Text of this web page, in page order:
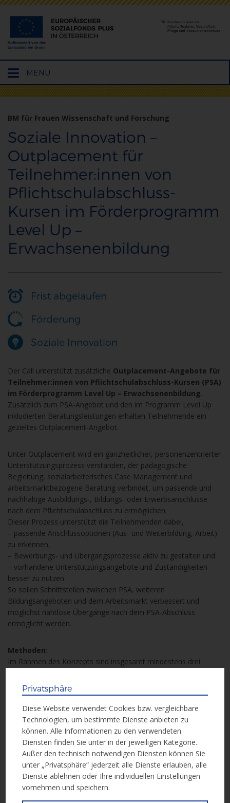
Hauptmenü
öffnen
MENÜ
BM für Frauen Wissenschaft und Forschung
Soziale Innovation –
Outplacement für
Teilnehmer:innen von
Pflichtschulabschluss-
Kursen im Förderprogramm
Level Up –
Erwachsenenbildung
Frist abgelaufen
Förderung
Soziale Innovation
Der Call unterstützt zusätzliche Outplacement-Angebote für
Teilnehmer:innen von Pflichtschulabschluss-Kursen (PSA)
im Förderprogramm Level Up – Erwachsenenbildung.
Zusätzlich zum PSA-Angebot und den im Programm Level Up
inkludierten Beratungsleistungen erhalten Teilnehmende ein
gezieltes Outplacement-Angebot.
Unter Outplacement wird ein ganzheitlicher, personenzentrierter
Unterstützungsprozess verstanden, der pädagogische
Begleitung, sozialarbeiterisches Case Management und
arbeitsmarktbezogene Beratung verbindet, um passende und
nachhaltige Ausbildungs‑, Bildungs‑ oder Erwerbsanschlüsse
nach dem Pflichtschulabschluss zu ermöglichen.
Dieser Prozess unterstützt die Teilnehmenden dabei,
– passende Anschlussoptionen (Aus- und Weiterbildung, Arbeit)
zu erkennen,
– Bewerbungs- und Übergangsprozesse aktiv zu gestalten und
– vorhandene Unterstützungsangebote und Zuständigkeiten
besser zu nutzen.
So sollen Schnittstellen zwischen PSA, weiteren
Bildungsangeboten und dem Arbeitsmarkt verbessert und
möglichst nahtlose Übergänge nach dem PSA-Abschluss
ermöglicht werden.
Methoden:
Im Rahmen des Konzepts sind insgesamt mindestens drei
Vordergrund muss ein individuelles, bedarfsorientiertes
Einzelcoaching stehen, das durch mindestens zwei weitere
Angebote (zB Exkursionen zu Schulen oder Betrieben, Besuch
von Berufsmessen, Gruppencoaching etc.) ergänzt wird.
Zielgruppedes Calls sind Personen, die einen
Pflichtschulabschluss-Kurs (PSA) im Förderprogramm Level Up –
Erwachsenenbildung besuchen oder besucht haben.
Privatsphäre
Diese Website verwendet Cookies bzw. vergleichbare
Technologien, um bestimmte Dienste anbieten zu
können. Alle Informationen zu den verwendeten
Diensten finden Sie unter in der jeweiligen Kategorie.
Außer den technisch notwendigen Diensten können Sie
unter „Privatsphäre“ jederzeit alle Dienste erlauben, alle
Dienste ablehnen oder Ihre individuellen Einstellungen
vornehmen und speichern.